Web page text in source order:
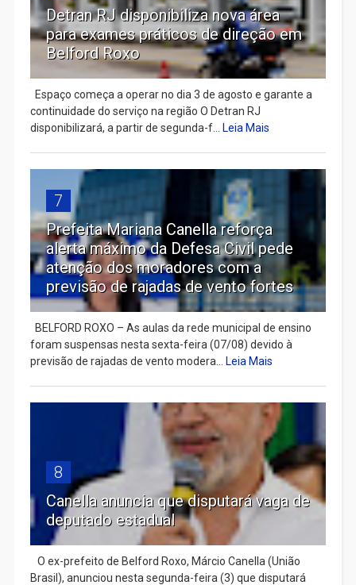
Detran RJ disponibiliza nova área
para exames práticos de direção em
Belford Roxo
Espaço começa a operar no dia 3 de agosto e garante a
continuidade do serviço na região O Detran RJ
disponibilizará, a partir de segunda-f... Leia Mais
7
Prefeita Mariana Canella reforça
alerta máximo da Defesa Civil pede
atenção dos moradores com a
previsão de rajadas de vento fortes
BELFORD ROXO – As aulas da rede municipal de ensino
foram suspensas nesta sexta-feira (07/08) devido à
previsão de rajadas de vento modera... Leia Mais
8
Canella anuncia que disputará vaga de
deputado estadual
​ O ex-prefeito de Belford Roxo, Márcio Canella (União
Brasil), anunciou nesta segunda-feira (3) que disputará